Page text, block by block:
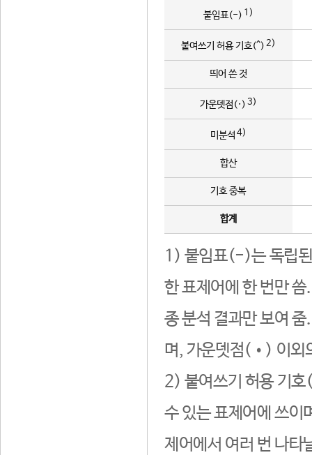
붙임표(-) 1)
붙여쓰기 허용 기호(^) 2)
띄어 쓴 것
가운뎃점(·) 3)
미분석 4)
합산
기호 중복
합계
1) 붙임표(-)는 독립된
한 표제어에 한 번만
종 분석 결과만 보여
며, 가운뎃점(•) 이외
2) 붙여쓰기 허용 기호
수 있는 표제어에 쓰이
제어에서 여러 번 나타